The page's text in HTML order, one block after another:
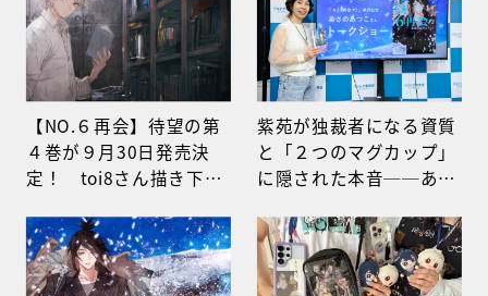
【NO.６再会】待望の第
４巻が９月30日発売決
定！ toi8さん描き下ろ
ン会イベントなど「夏の
３大ニュース」を一挙解
禁！
紫苑が独裁者になる資質
と「２つのマグカップ」
に隠された本音──あさ
ネズミの“いま”